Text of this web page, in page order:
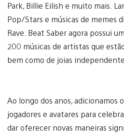
Park, Billie Eilish e muito mais.
Pop/Stars e músicas de memes
Rave. Beat Saber agora possui
200 músicas de artistas que
bem como de joias
Ao longo dos anos, adicionamos
jogadores e avatares para
dar oferecer novas maneiras